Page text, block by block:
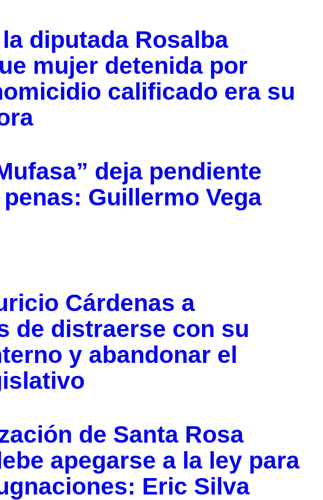
diputada Rosalba
mujer detenida por
calificado era su
deja pendiente
Guillermo Vega
Cárdenas a
de distraerse con su
y abandonar el
de Santa Rosa
apegarse a la ley para
Eric Silva